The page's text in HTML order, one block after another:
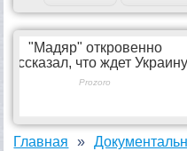
Главная